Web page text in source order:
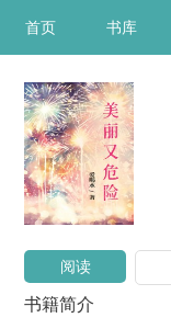
首页 书库
阅读
书籍简介